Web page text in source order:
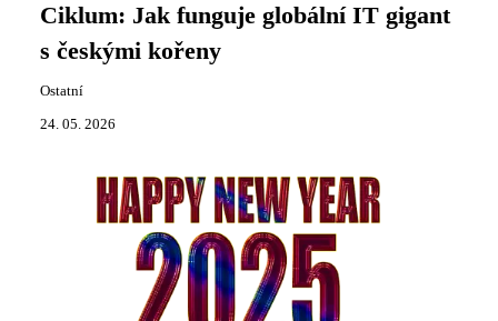
Ciklum: Jak funguje globální IT gigant
s českými kořeny
Ostatní
24. 05. 2026